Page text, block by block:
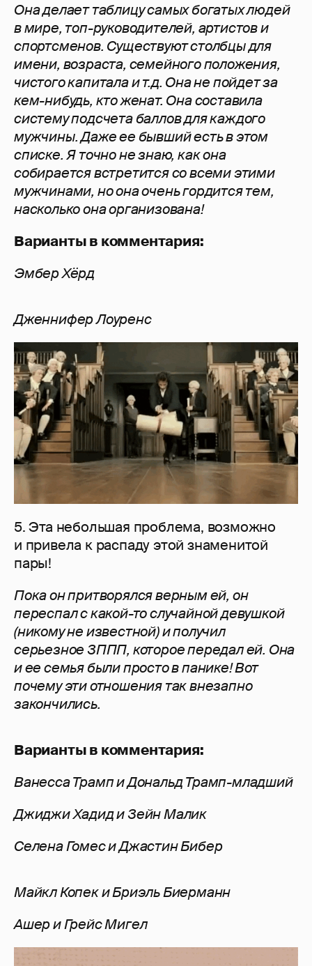
Она делает таблицу самых богатых людей
в мире, топ-руководителей, артистов и
спортсменов. Существуют столбцы для
имени, возраста, семейного положения,
чистого капитала и т.д. Она не пойдет за
кем-нибудь, кто женат. Она составила
систему подсчета баллов для каждого
мужчины. Даже ее бывший есть в этом
списке. Я точно не знаю, как она
собирается встретится со всеми этими
мужчинами, но она очень гордится тем,
насколько она организована!
Варианты в комментария:
Эмбер Хёрд
Дженнифер Лоуренс
5. Эта небольшая проблема, возможно
и привела к распаду этой знаменитой
пары!
Пока он притворялся верным ей, он
переспал с какой-то случайнойдевушкой
(никому не известной) и получил
серьезноеЗППП, которое передал ей. Она
и ее семья были просто в панике! Вот
почему эти отношения так внезапно
закончились.
Варианты в комментария:
Ванесса Трамп и Дональд Трамп-младший
Джиджи Хадид и Зейн Малик
Селена Гомес и Джастин Бибер
Майкл Копек и Бриэль Биерманн
Ашер и Грейс Мигел